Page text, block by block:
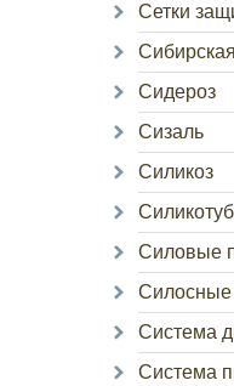
Сетки
Сидероз
Сизаль
Силикоз
Силовые
Силосные
Система
Система